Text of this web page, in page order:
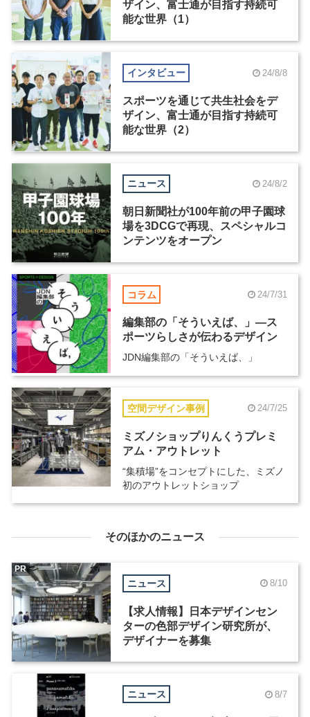
ザイン、富士通が目指す持続可
能な世界（1）
インタビュー 24/8/8
スポーツを通じて共生社会をデ
ザイン、富士通が目指す持続可
能な世界（2）
ニュース 24/8/2
朝日新聞社が100年前の甲子園球
場を3DCGで再現、スペシャルコ
ンテンツをオープン
コラム 24/7/31
編集部の「そういえば、」―ス
ポーツらしさが伝わるデザイン
JDN編集部の「そういえば、」
空間デザイン事例 24/7/25
ミズノショップりんくうプレミ
アム・アウトレット
“集積場”をコンセプトにした、ミズノ
初のアウトレットショップ
そのほかのニュース
ニュース 8/10
【求人情報】日本デザインセン
ターの色部デザイン研究所が、
デザイナーを募集
PR
ニュース 8/7